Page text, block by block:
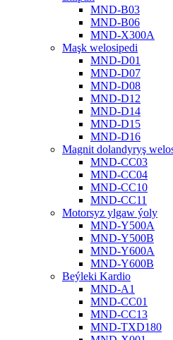
MND-B03
MND-B06
MND-X300A
Maşk welosipedi
MND-D01
MND-D07
MND-D08
MND-D12
MND-D14
MND-D15
MND-D16
Magnit dolandyryş
MND-CC03
MND-CC04
MND-CC10
MND-CC11
Motorsyz ylgaw ýoly
MND-Y500A
MND-Y500B
MND-Y600A
MND-Y600B
Beýleki Kardio
MND-A1
MND-CC01
MND-CC13
MND-TXD180